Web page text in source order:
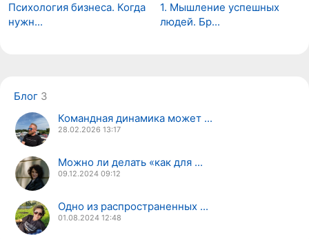
Психология бизнеса. Когда
нужн...
1. Мышление успешных
людей. Бр...
Блог 3
Командная динамика может ...
28.02.2026 13:17
Можно ли делать «как для ...
09.12.2024 09:12
​Одно из распространенных ...
01.08.2024 12:48